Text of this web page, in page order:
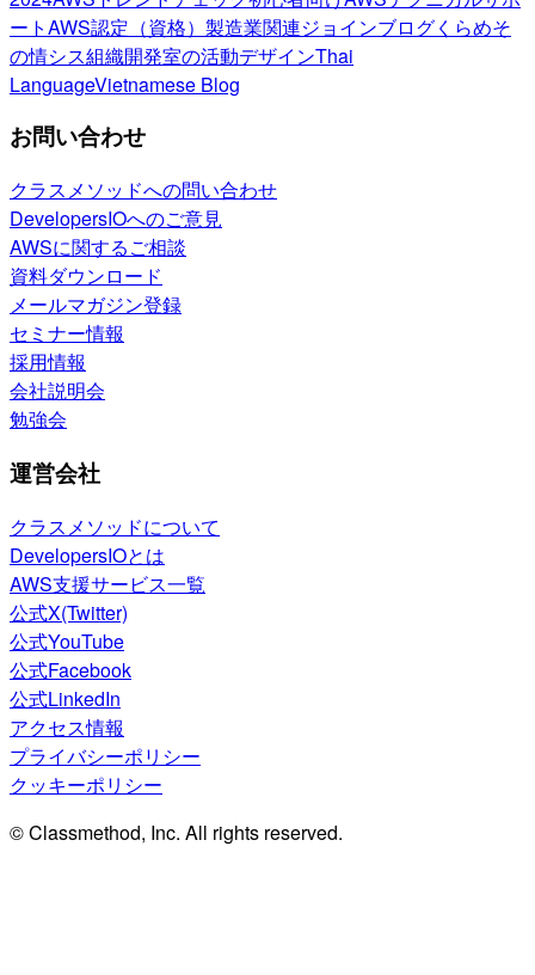
ートAWS認定（資格） 製造業関連ジョインブログくらめそ
の情シス組織開発室の活動デザインThai
LanguageVietnamese Blog
お問い合わせ
クラスメソッドへの問い合わせ
DevelopersIOへのご意見
AWSに関するご相談
資料ダウンロード
メールマガジン登録
セミナー情報
採用情報
会社説明会
勉強会
運営会社
クラスメソッドについて
DevelopersIOとは
AWS支援サービス一覧
公式X(Twitter)
公式YouTube
公式Facebook
公式LinkedIn
アクセス情報
プライバシーポリシー
クッキーポリシー
© Classmethod, Inc. All rights reserved.